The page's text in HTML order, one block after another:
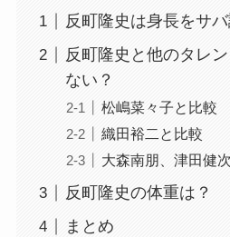
反町隆史は身長をサ
反町隆史と他のタレ
ない？
松嶋菜々子と比較
織田裕二と比較
大森南朋、津田健
反町隆史の体重は？
まとめ